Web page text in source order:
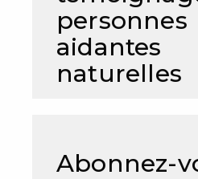
personnes
aidantes
naturelles
Abonnez-